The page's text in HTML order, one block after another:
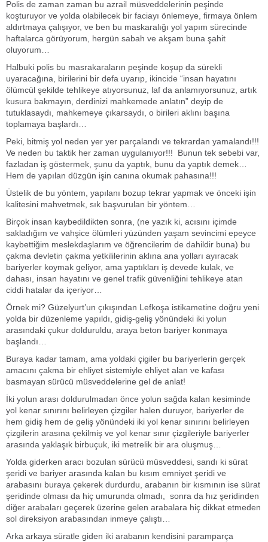
Polis de zaman zaman bu azrail müsveddelerinin peşinde
koşturuyor ve yolda olabilecek bir faciayı önlemeye, firmaya önlem
aldırtmaya çalışıyor, ve ben bu maskaralığı yol yapım sürecinde
haftalarca görüyorum, hergün sabah ve akşam buna şahit
oluyorum…
Halbuki polis bu masrakaraların peşinde koşup da sürekli
uyaracağına, birilerini bir defa uyarıp, ikincide “insan hayatını
ölümcül şekilde tehlikeye atıyorsunuz, laf da anlamıyorsunuz, artık
kusura bakmayın, derdinizi mahkemede anlatın” deyip de
tutuklasaydı, mahkemeye çıkarsaydı, o birileri aklını başına
toplamaya başlardı…
Peki, bitmiş yol neden yer yer parçalandı ve tekrardan yamalandı!!!
Ve neden bu taktik her zaman uygulanıyor!!! Bunun tek sebebi var,
fazladan iş göstermek, şunu da yaptık, bunu da yaptık demek…
Hem de yapılan düzgün işin canına okumak pahasına!!!
Üstelik de bu yöntem, yapılanı bozup tekrar yapmak ve önceki işin
kalitesini mahvetmek, sık başvurulan bir yöntem…
Birçok insan kaybedildikten sonra, (ne yazık ki, acısını içimde
sakladığım ve vahşice ölümleri yüzünden yaşam sevincimi epeyce
kaybettiğim meslekdaşlarım ve öğrencilerim de dahildir buna) bu
çakma devletin çakma yetkililerinin aklına ana yolları ayıracak
bariyerler koymak geliyor, ama yaptıkları iş devede kulak, ve
dahası, insan hayatını ve genel trafik güvenliğini tehlikeye atan
ciddi hatalar da içeriyor…
Örnek mi? Güzelyurt’un çıkışından Lefkoşa istikametine doğru yeni
yolda bir düzenleme yapıldı, gidiş-geliş yönündeki iki yolun
arasındaki çukur dolduruldu, araya beton bariyer konmaya
başlandı…
Buraya kadar tamam, ama yoldaki çigiler bu bariyerlerin gerçek
amacını çakma bir ehliyet sistemiyle ehliyet alan ve kafası
basmayan sürücü müsveddelerine gel de anlat!
İki yolun arası doldurulmadan önce yolun sağda kalan kesiminde
yol kenar sınırını belirleyen çizgiler halen duruyor, bariyerler de
hem gidiş hem de geliş yönündeki iki yol kenar sınırını belirleyen
çizgilerin arasına çekilmiş ve yol kenar sınır çizgileriyle bariyerler
arasında yaklaşık birbuçuk, iki metrelik bir ara oluşmuş…
Yolda giderken aracı bozulan sürücü müsveddesi, sandı ki sürat
şeridi ve bariyer arasında kalan bu kısım emniyet şeridi ve
arabasını buraya çekerek durdurdu, arabanın bir kısmının ise sürat
şeridinde olması da hiç umurunda olmadı, sonra da hız şeridinden
diğer arabaları geçerek üzerine gelen arabalara hiç dikkat etmeden
sol direksiyon arabasından inmeye çalıştı…
Arka arkaya süratle giden iki arabanın kendisini paramparça